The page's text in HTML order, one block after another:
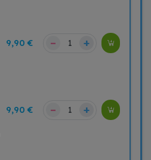
9,90 € – +
9,90 € – +